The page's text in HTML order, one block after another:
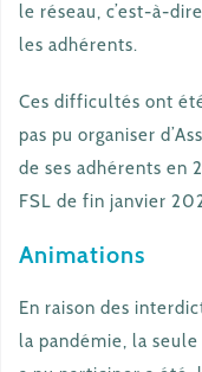
le réseau, c’est-à-
les adhérents.
Ces difficultés ont
pas pu organiser
de ses adhérents en
FSL de fin janvier
Animations
En raison des
la pandémie, la